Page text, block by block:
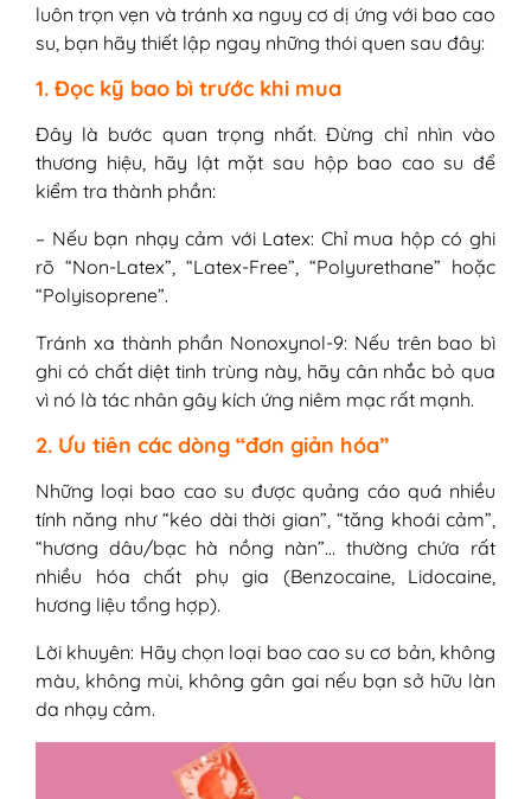
luôn trọn vẹn và tránh xa nguy cơ dị ứng với bao cao
su, bạn hãy thiết lập ngay những thói quen sau đây:
1. Đọc kỹ bao bì trước khi mua
Đây là bước quan trọng nhất. Đừng chỉ nhìn vào
thương hiệu, hãy lật mặt sau hộp bao cao su để
kiểm tra thành phần:
– Nếu bạn nhạy cảm với Latex: Chỉ mua hộp có ghi
rõ “Non-Latex”, “Latex-Free”, “Polyurethane” hoặc
“Polyisoprene”.
Tránh xa thành phần Nonoxynol-9: Nếu trên bao bì
ghi có chất diệt tinh trùng này, hãy cân nhắc bỏ qua
vì nó là tác nhân gây kích ứng niêm mạc rất mạnh.
2. Ưu tiên các dòng “đơn giản hóa”
Những loại bao cao su được quảng cáo quá nhiều
tính năng như “kéo dài thời gian”, “tăng khoái cảm”,
“hương dâu/bạc hà nồng nàn”… thường chứa rất
nhiều hóa chất phụ gia (Benzocaine, Lidocaine,
hương liệu tổng hợp).
Lời khuyên: Hãy chọn loại bao cao su cơ bản, không
màu, không mùi, không gân gai nếu bạn sở hữu làn
da nhạy cảm.